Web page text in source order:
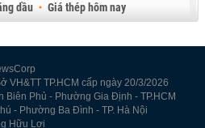
dầu
Giá thép hôm nay
VH&TT TP.HCM cấp ngày 20/3/2026
Biên Phủ - Phường Gia Định - TP.HCM
- Phường Ba Đình - TP. Hà Nội
Hữu Lợi